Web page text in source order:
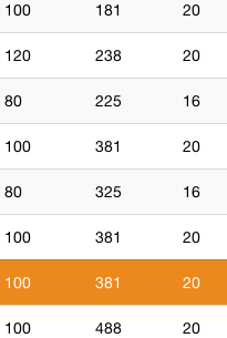
100 181 20
120 238 20
80 225 16
100 381 20
80 325 16
100 381 20
100 381 20
100 488 20